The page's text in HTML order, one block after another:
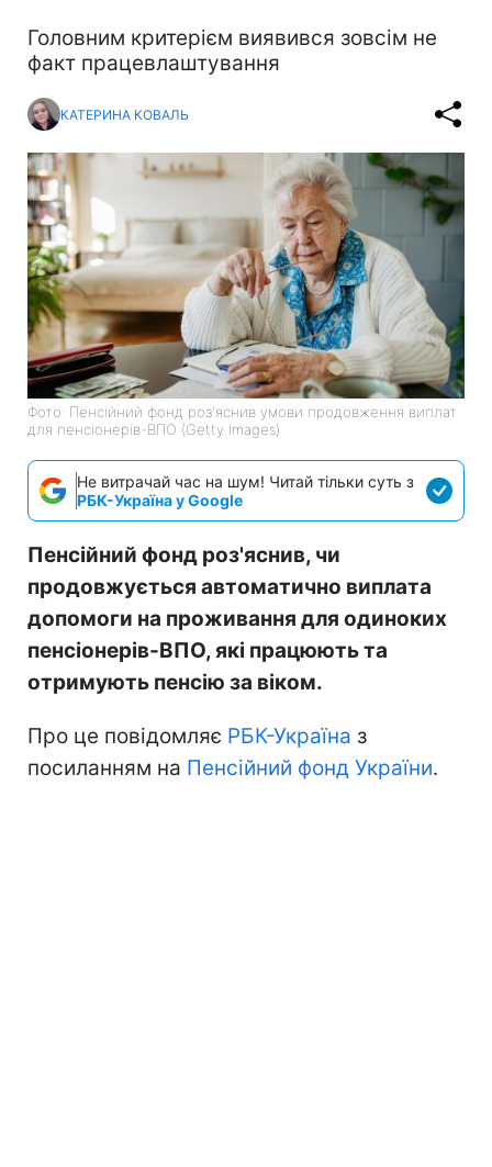
Головним критерієм виявився зовсім не
факт працевлаштування
КАТЕРИНА КОВАЛЬ
Фото: Пенсійний фонд роз'яснив умови продовження виплат
для пенсіонерів-ВПО (Getty Images)
Не витрачай час на шум! Читай тільки суть з
РБК-Україна у Google
Пенсійний фонд роз'яснив, чи
продовжується автоматично виплата
допомоги на проживання для одиноких
пенсіонерів-ВПО, які працюють та
отримують пенсію за віком.
Про це повідомляє РБК-Україна з
посиланням на Пенсійний фонд України.